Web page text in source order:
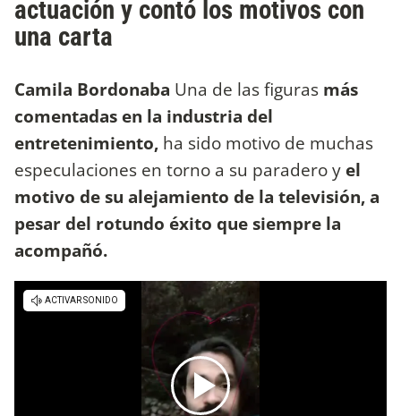
actuación y contó los motivos con
una carta
Camila Bordonaba Una de las figuras más
comentadas en la industria del
entretenimiento, ha sido motivo de muchas
especulaciones en torno a su paradero y el
motivo de su alejamiento de la televisión, a
pesar del rotundo éxito que siempre la
acompañó.